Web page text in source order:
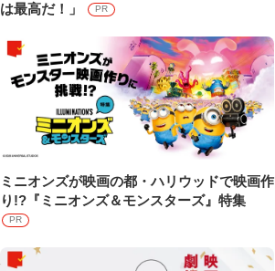
は最高だ！」
PR
ミニオンズが映画の都・ハリウッドで映画作
り!?『ミニオンズ＆モンスターズ』特集
PR